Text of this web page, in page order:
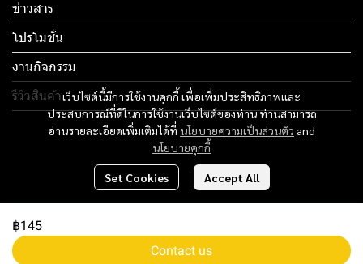
฿145
Contact us
เว็บไซต์นี้มีการใช้งานคุกกี้ เพื่อเพิ่มประสิทธิภาพและ
ประสบการณ์ที่ดีในการใช้งานเว็บไซต์ของท่าน ท่านสามารถ
อ่านรายละเอียดเพิ่มเติมได้ที่ นโยบายความเป็นส่วนตัว and
นโยบายคุกกี้
Set Cookies Accept All
ข่าวสาร
โปรโมชั่น
งานกิจกรรม
รีวิวสินค้า
Tel: 012 345 67890 Email: mail@yourdomain.com
Copyright 2024 | All Rights Reserved | Powered by MWE